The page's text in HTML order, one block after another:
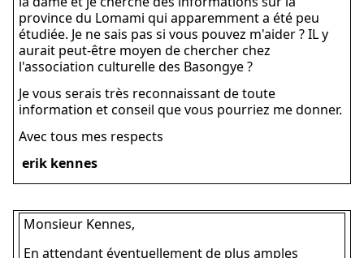
province du Lomami qui apparemment a été peu
étudiée. Je ne sais pas si vous pouvez m'aider ? IL y
aurait peut-être moyen de chercher chez
l'association culturelle des Basongye ?
Je vous serais très reconnaissant de toute
information et conseil que vous pourriez me donner.
Avec tous mes respects
erik kennes
Monsieur Kennes,
En attendant éventuellement de plus amples